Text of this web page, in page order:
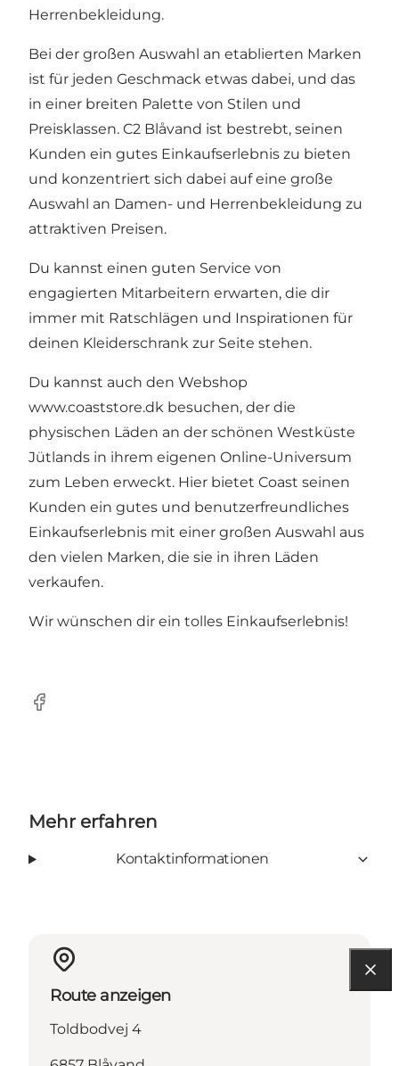
Herrenbekleidung.
Bei der großen Auswahl an etablierten Marken
ist für jeden Geschmack etwas dabei, und das
in einer breiten Palette von Stilen und
Preisklassen. C2 Blåvand ist bestrebt, seinen
Kunden ein gutes Einkaufserlebnis zu bieten
und konzentriert sich dabei auf eine große
Auswahl an Damen- und Herrenbekleidung zu
attraktiven Preisen.
Du kannst einen guten Service von
engagierten Mitarbeitern erwarten, die dir
immer mit Ratschlägen und Inspirationen für
deinen Kleiderschrank zur Seite stehen.
Du kannst auch den Webshop
www.coaststore.dk besuchen, der die
physischen Läden an der schönen Westküste
Jütlands in ihrem eigenen Online-Universum
zum Leben erweckt. Hier bietet Coast seinen
Kunden ein gutes und benutzerfreundliches
Einkaufserlebnis mit einer großen Auswahl aus
den vielen Marken, die sie in ihren Läden
verkaufen.
Wir wünschen dir ein tolles Einkaufserlebnis!
Facebook
Mehr erfahren
Kontaktinformationen
Route anzeigen
Toldbodvej 4